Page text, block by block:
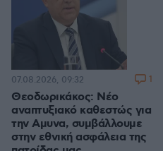
Θεοδωρικάκος: Νέο
αναπτυξιακό καθεστώς για
την Αμυνα, συμβάλλουμε
στην εθνική ασφάλεια της
07.08.2026, 09:32 1